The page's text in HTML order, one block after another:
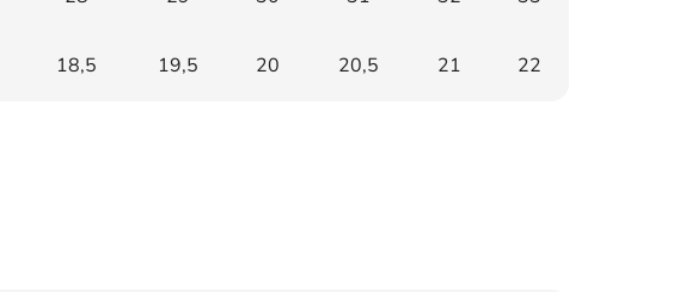
18,5 19,5 20 20,5 21 22